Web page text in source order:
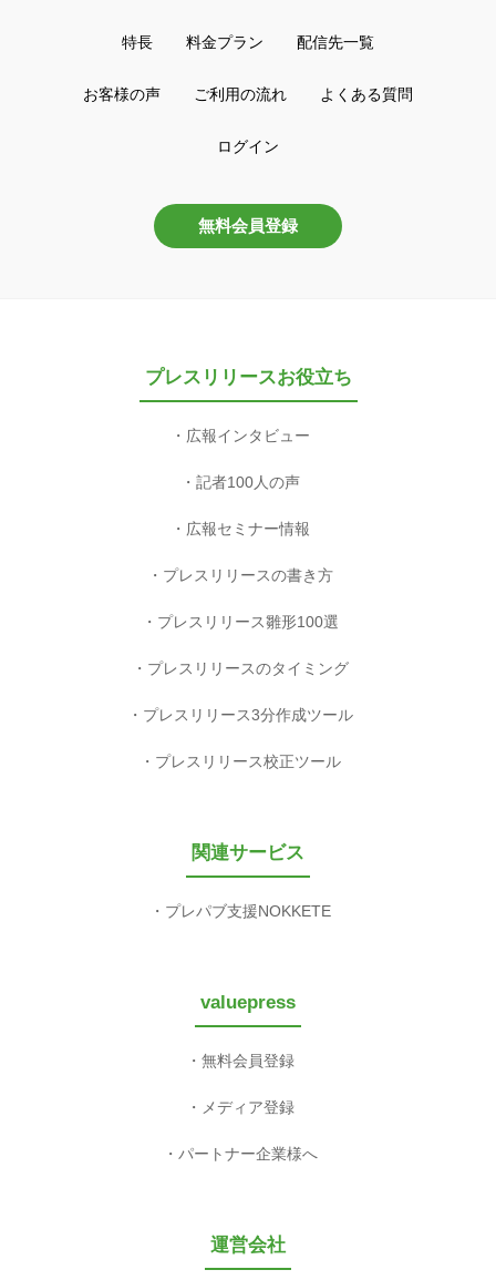
特長 料金プラン 配信先一覧
お客様の声 ご利用の流れ よくある質問
ログイン
無料会員登録
プレスリリースお役立ち
広報インタビュー
記者100人の声
広報セミナー情報
プレスリリースの書き方
プレスリリース雛形100選
プレスリリースのタイミング
プレスリリース3分作成ツール
プレスリリース校正ツール
関連サービス
プレパブ支援NOKKETE
valuepress
無料会員登録
メディア登録
パートナー企業様へ
運営会社